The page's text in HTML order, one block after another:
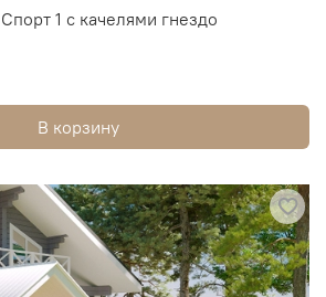
1 с качелями гнездо
В корзину